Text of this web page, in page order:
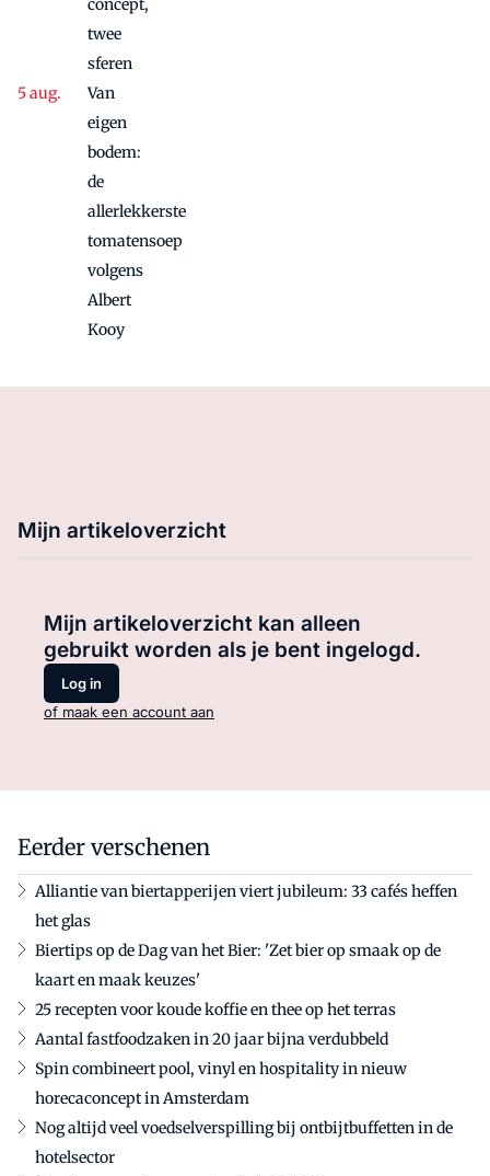
concept,
twee
sferen
Van
eigen
bodem:
de
allerlekkerste
tomatensoep
volgens
Albert
Kooy
Mijn artikeloverzicht
Mijn artikeloverzicht kan alleen
gebruikt worden als je bent ingelogd.
Log in
of maak een account aan
Eerder verschenen
Alliantie van biertapperijen viert jubileum: 33 cafés heffen
het glas
Biertips op de Dag van het Bier: 'Zet bier op smaak op de
kaart en maak keuzes'
25 recepten voor koude koffie en thee op het terras
Aantal fastfoodzaken in 20 jaar bijna verdubbeld
Spin combineert pool, vinyl en hospitality in nieuw
horecaconcept in Amsterdam
Nog altijd veel voedselverspilling bij ontbijtbuffetten in de
hotelsector